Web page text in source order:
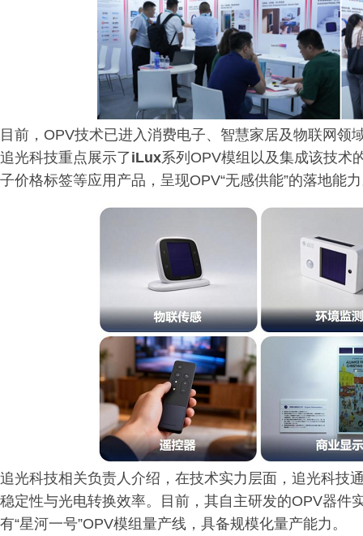
目前，OPV技术已进入消费电子、智慧家居及物联网
追光科技重点展示了iLux系列OPV模组以及集成该技术
子价格标签等应用产品，呈现OPV“无感供能”的落地能
追光科技相关负责人介绍，在技术实力层面，追光科技
稳定性与光电转换效率。目前，其自主研发的OPV器件
有“星河一号”OPV模组量产线，具备规模化量产能力。